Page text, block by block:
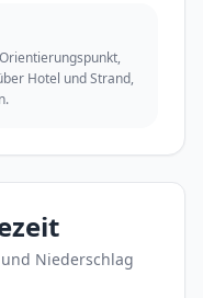
Hotel und Strand,
Niederschlag